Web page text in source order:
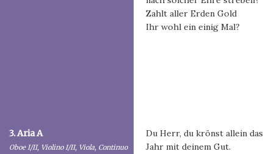
Zahlt aller Erden Gold
Ihr wohl ein einig Mal?
3. Aria A
Oboe I/II, Violino I/II, Viola, Continuo
Du Herr, du krönst allein das
Jahr mit deinem Gut.